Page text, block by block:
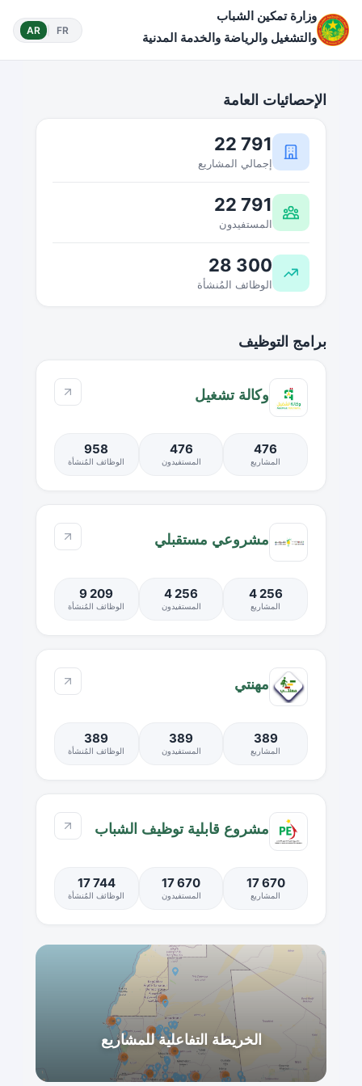
وزارة تمكين الشباب
والتشغيل والرياضة والخدمة المدنية
FR
AR
الإحصائيات العامة
22 791
إجمالي المشاريع
22 791
المستفيدون
28 300
الوظائف المُنشأة
برامج التوظيف
وكالة تشغيل
476
المشاريع
476
المستفيدون
958
الوظائف المُنشأة
مشروعي مستقبلي
4 256
المشاريع
4 256
المستفيدون
9 209
الوظائف المُنشأة
مهنتي
389
المشاريع
389
المستفيدون
389
الوظائف المُنشأة
مشروع قابلية توظيف الشباب
17 670
المشاريع
17 670
المستفيدون
17 744
الوظائف المُنشأة
الخريطة التفاعلية للمشاريع